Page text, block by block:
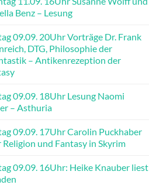
Benz – Lesung
09.09. 20Uhr Vorträge Dr. Frank
DTG, Philosophie der
– Antikenrezeption der
09.09. 18Uhr Lesung Naomi
– Asthuria
09.09. 17Uhr Carolin Puckhaber
Religion und Fantasy in Skyrim
09.09. 16Uhr: Heike Knauber liest